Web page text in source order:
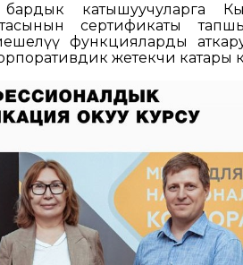
катышуучуларга
сертификаты
функцияларды
жетекчи